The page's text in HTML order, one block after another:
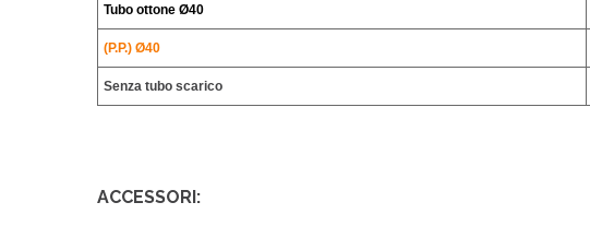
Tubo ottone Ø40
(P.P.) Ø40
Senza tubo scarico
ACCESSORI: